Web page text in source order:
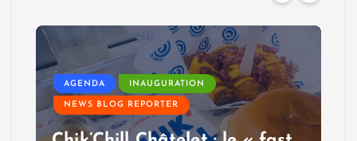
AGENDA INAUGURATION
NEWS BLOG REPORTER